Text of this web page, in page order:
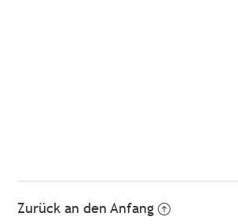
Zurück an den Anfang